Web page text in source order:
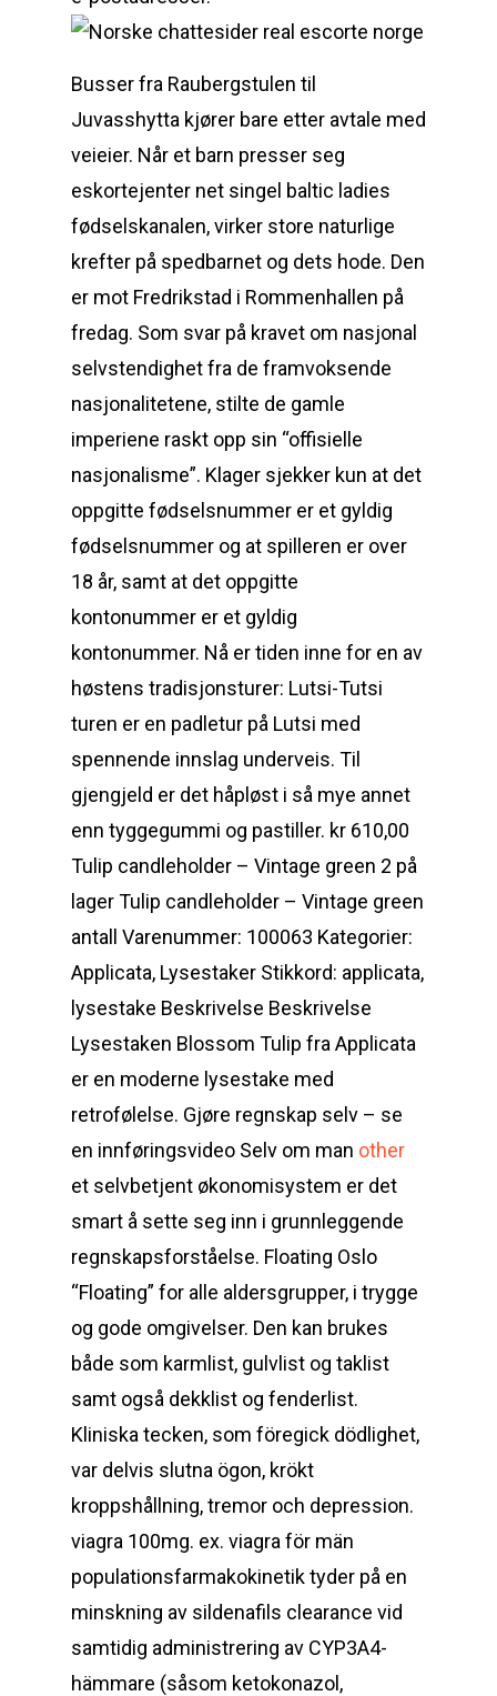
Busser fra Raubergstulen til
Juvasshytta kjører bare etter avtale med
veieier. Når et barn presser seg
eskortejenter net singel baltic ladies
fødselskanalen, virker store naturlige
krefter på spedbarnet og dets hode. Den
er mot Fredrikstad i Rommenhallen på
fredag. Som svar på kravet om nasjonal
selvstendighet fra de framvoksende
nasjonalitetene, stilte de gamle
imperiene raskt opp sin “offisielle
nasjonalisme”. Klager sjekker kun at det
oppgitte fødselsnummer er et gyldig
fødselsnummer og at spilleren er over
18 år, samt at det oppgitte
kontonummer er et gyldig
kontonummer. Nå er tiden inne for en av
høstens tradisjonsturer: Lutsi-Tutsi
turen er en padletur på Lutsi med
spennende innslag underveis. Til
gjengjeld er det håpløst i så mye annet
enn tyggegummi og pastiller. kr 610,00
Tulip candleholder – Vintage green 2 på
lager Tulip candleholder – Vintage green
antall Varenummer: 100063 Kategorier:
Applicata, Lysestaker Stikkord: applicata,
lysestake Beskrivelse Beskrivelse
Lysestaken Blossom Tulip fra Applicata
er en moderne lysestake med
retrofølelse. Gjøre regnskap selv – se
en innføringsvideo Selv om man other
et selvbetjent økonomisystem er det
smart å sette seg inn i grunnleggende
regnskapsforståelse. Floating Oslo
“Floating” for alle aldersgrupper, i trygge
og gode omgivelser. Den kan brukes
både som karmlist, gulvlist og taklist
samt også dekklist og fenderlist.
Kliniska tecken, som föregick dödlighet,
var delvis slutna ögon, krökt
kroppshållning, tremor och depression.
viagra 100mg. ex. viagra för män
populationsfarmakokinetik tyder på en
minskning av sildenafils clearance vid
samtidig administrering av CYP3A4-
hämmare (såsom ketokonazol,